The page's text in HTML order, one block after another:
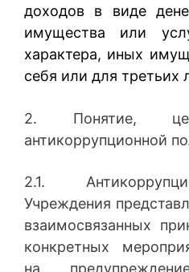
доходов в виде
имущества или
характера, иных
себя или для третьих
2. Понятие,
антикоррупционной
2.1.
Учреждения
взаимосвязанных
конкретных
на